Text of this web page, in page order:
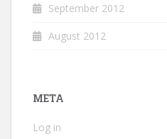
September 2012
August 2012
META
Log in